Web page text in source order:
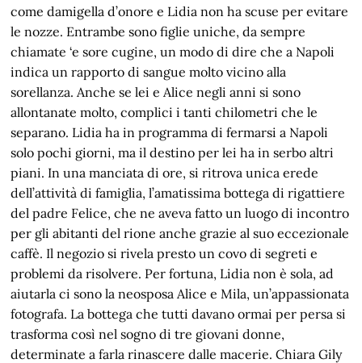
come damigella d’onore e Lidia non ha scuse per evitare
le nozze. Entrambe sono figlie uniche, da sempre
chiamate ‘e sore cugine, un modo di dire che a Napoli
indica un rapporto di sangue molto vicino alla
sorellanza. Anche se lei e Alice negli anni si sono
allontanate molto, complici i tanti chilometri che le
separano. Lidia ha in programma di fermarsi a Napoli
solo pochi giorni, ma il destino per lei ha in serbo altri
piani. In una manciata di ore, si ritrova unica erede
dell’attività di famiglia, l’amatissima bottega di rigattiere
del padre Felice, che ne aveva fatto un luogo di incontro
per gli abitanti del rione anche grazie al suo eccezionale
caffè. Il negozio si rivela presto un covo di segreti e
problemi da risolvere. Per fortuna, Lidia non è sola, ad
aiutarla ci sono la neosposa Alice e Mila, un’appassionata
fotografa. La bottega che tutti davano ormai per persa si
trasforma così nel sogno di tre giovani donne,
determinate a farla rinascere dalle macerie. Chiara Gily